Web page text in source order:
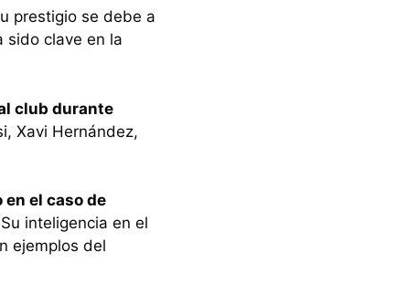
prestigio se debe a
sido clave en la
club durante
Xavi Hernández,
el caso de
Su inteligencia en el
ejemplos del